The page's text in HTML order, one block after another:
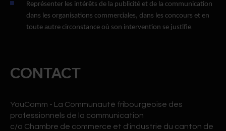
Représenter les intérêts de la publicité et de la communication
dans les organisations commerciales, dans les concours et en
toute autre circonstance où son intervention se justifie
CONTACT
YouComm - La Communauté fribourgeoise des
professionnels de la communication
c/o Chambre de commerce et d'industrie du canton de